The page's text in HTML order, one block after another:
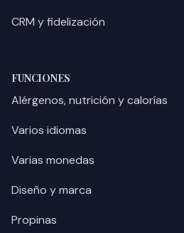
CRM y fidelización
FUNCIONES
Alérgenos, nutrición y calorías
Varios idiomas
Varias monedas
Diseño y marca
Propinas